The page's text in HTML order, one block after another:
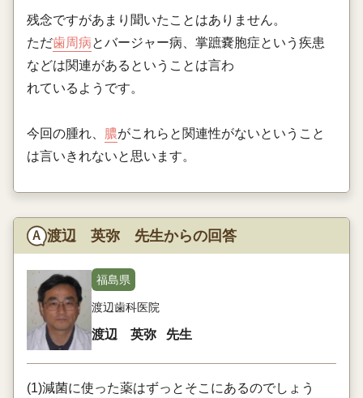
残念ですがあまり聞いたことはありません。
ただ歯周病とバージャー病、掌蹠嚢胞症という疾患
などは関連があるということは言わ
れているようです。
今回の腫れ、 膿がこれらと関連性がないということ
は言いきれないと思います。
渡辺 英弥 先生からの回答
福島県
渡辺歯科医院
渡辺 英弥 先生
(1)減菌に使った薬はずっとそこにあるのでしょう